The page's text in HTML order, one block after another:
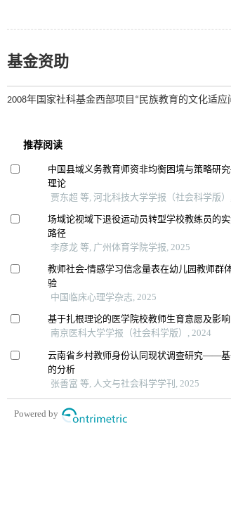
基金资助
2008年国家社科基金西部项目“民族教育的文化适应